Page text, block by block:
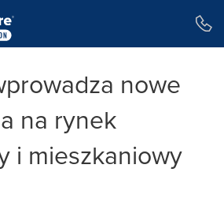
nowe
na rynek
i mieszkaniowy